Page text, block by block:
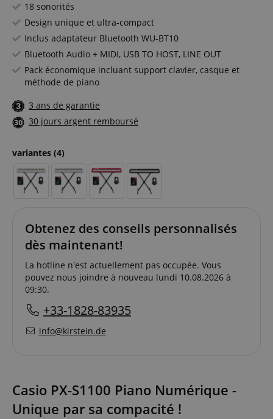
18 sonorités
Design unique et ultra-compact
Inclus adaptateur Bluetooth WU-BT10
Bluetooth Audio + MIDI, USB TO HOST, LINE OUT
Pack économique incluant support clavier, casque et
méthode de piano
3 ans de garantie
30 jours argent remboursé
variantes (4)
Obtenez des conseils personnalisés
dès maintenant!
La hotline n'est actuellement pas occupée. Vous
pouvez nous joindre à nouveau lundi 10.08.2026 à
09:30.
+33-1828-83935
info@kirstein.de
Casio PX-S1100 Piano Numérique -
Unique par sa compacité !